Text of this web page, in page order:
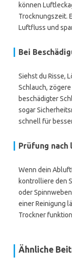
können
Trocknungszeit.
Luftfluss und
Bei
Siehst du Risse,
Schlauch,
beschädigter
sogar
schnell für
Prüfung
Wenn dein
kontrolliere den
oder
einer Reinigung
Trockner
Ähnliche